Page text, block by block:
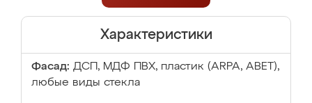
Характеристики
Фасад: ДСП, МДФ ПВХ, пластик (ARPA, ABET),
любые виды стекла